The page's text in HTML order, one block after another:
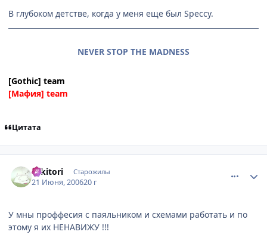
В глубоком детстве, когда у меня еще был Speссу.
NEVER STOP THE MADNESS
[Gothic] team
[Мафия] team
Цитата
Takitori Старожилы
21 Июня, 200620 г
У мны проффесия с паяльником и схемами работать и по
этому я их НЕНАВИЖУ !!!